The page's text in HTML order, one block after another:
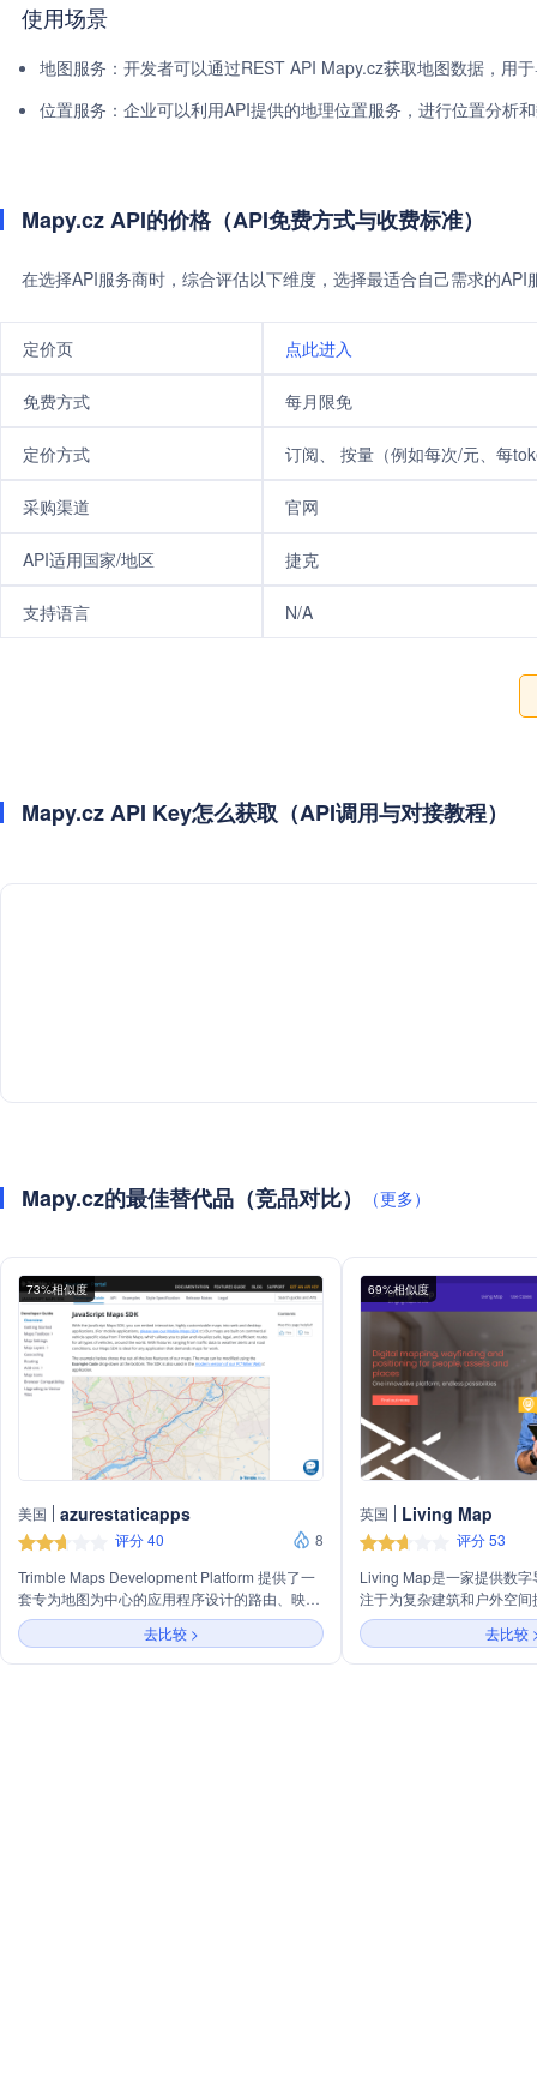
使用场景
地图服务：开发者可以通过REST API Mapy.cz获取地图数据，用
位置服务：企业可以利用API提供的地理位置服务，进行位置分析
Mapy.cz API的价格（API免费方式与收费标准）
在选择API服务商时，综合评估以下维度，选择最适合自己需求的
定价页 点此进入
免费方式 每月限免
定价方式 订阅、 按量（例如每次/元、每
采购渠道 官网
API适用国家/地区 捷克
支持语言 N/A
Mapy.cz API Key怎么获取（API调用与对接教程）
Mapy.cz的最佳替代品（竞品对比） （更多）
73%相似度
美国 azurestaticapps
评分 40
8
Trimble Maps Development Platform 提供了一
套专为地图为中心的应用程序设计的路由、映射
和地理编码API。该平台通过文档、代码样本和
演示，帮助开发者实现其地图可视化和位置数据
的商业应用，支持Web、移动和桌面应用的开
去比较 >
69%相似度
英国 Living Map
评分 53
Living Map是一家提供数
注于为复杂建筑和户外空
准确数据。公司业务涵盖
和医疗保健等领域，通过
促进包容性，提升乘客、
去比较